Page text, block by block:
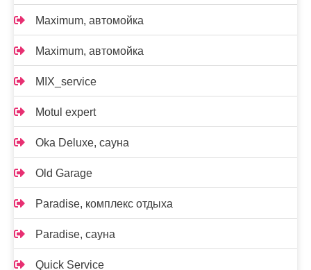
Maximum, автомойка
Maximum, автомойка
MIX_service
Motul expert
Oka Deluxe, сауна
Old Garage
Paradise, комплекс отдыха
Paradise, сауна
Quick Service